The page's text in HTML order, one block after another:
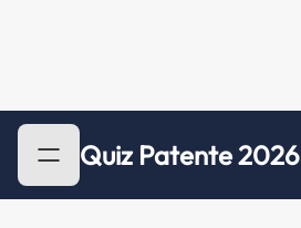
Quiz Patente 2026